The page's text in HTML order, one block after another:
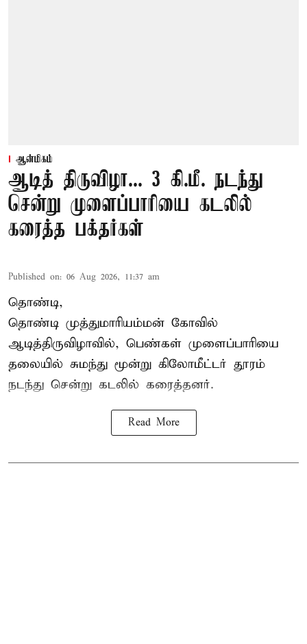
ஆன்மிகம்
ஆடித் திருவிழா... 3 கி.மீ. நடந்து
சென்று முளைப்பாரியை கடலில்
கரைத்த பக்தர்கள்
Published on: 06 Aug 2026, 11:37 am
தொண்டி,
தொண்டி முத்துமாரியம்மன் கோவில்
ஆடித்திருவிழாவில், பெண்கள் முளைப்பாரியை
தலையில் சுமந்து மூன்று கிலோமீட்டர் தூரம்
நடந்து சென்று கடலில் கரைத்தனர்.
Read More